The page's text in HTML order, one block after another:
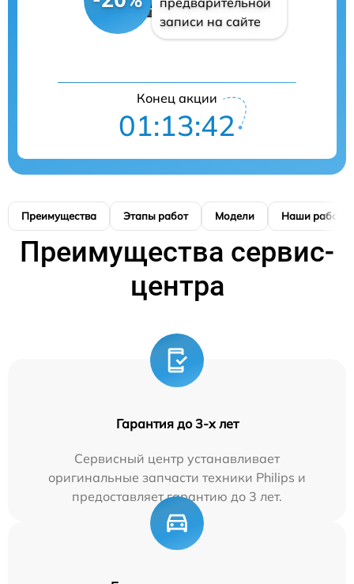
записи на сайте
Конец акции
01:13:41
Преимущества Этапы работ Модели Наши работы
Преимущества сервис-
центра
Гарантия до 3-х лет
Сервисный центр устанавливает
оригинальные запчасти техники Philips и
предоставляет гарантию до 3 лет.